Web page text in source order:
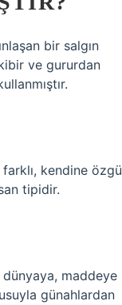
bir salgın
ve gururdan
kendine özgü
tipidir.
maddeye
günahlardan